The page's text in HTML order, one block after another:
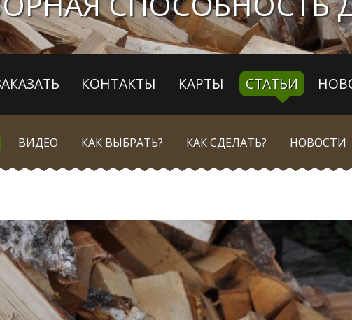
КОНТАКТЫ КАРТЫ СТАТЬИ
ВИДЕО КАК ВЫБРАТЬ? КАК СДЕЛАТЬ? НОВОСТИ